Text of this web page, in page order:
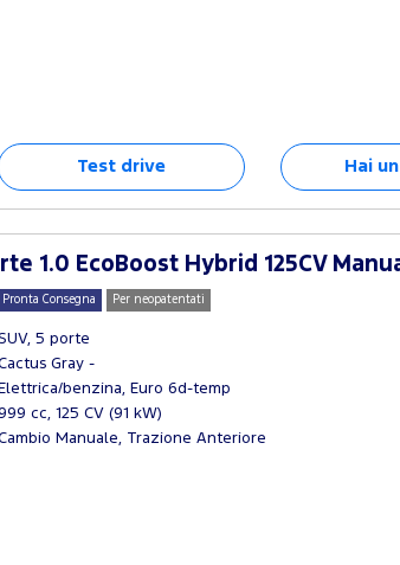
Test drive Hai
1.0 EcoBoost Hybrid 125CV
Pronta Consegna Per neopatentati
5 porte
Gray -
Elettrica/benzina, Euro 6d-temp
cc, 125 CV (91 kW)
Manuale, Trazione Anteriore